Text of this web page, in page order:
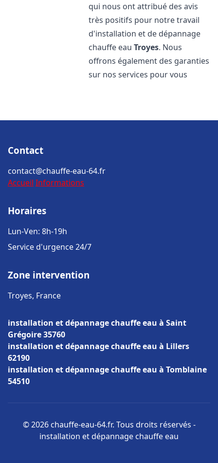
qui nous ont attribué des avis
très positifs pour notre travail
d'installation et de dépannage
chauffe eauTroyes. Nous
offrons également des garanties
sur nos services pour vous
Contact
contact@chauffe-eau-64.fr
Accueil Informations
Horaires
Lun-Ven: 8h-19h
Service d'urgence 24/7
Zone intervention
Troyes, France
installation et dépannage chauffe eau à Saint
Grégoire 35760
installation et dépannage chauffe eau à Lillers
62190
installation et dépannage chauffe eau à Tomblaine
54510
© 2026 chauffe-eau-64.fr. Tous droits réservés -
installation et dépannage chauffe eau